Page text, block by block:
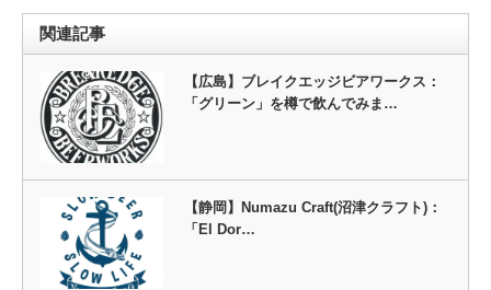
関連記事
【広島】ブレイクエッジビアワークス：
「グリーン」を樽で飲んでみま…
【静岡】Numazu Craft(沼津クラフト)：
「El Dor…